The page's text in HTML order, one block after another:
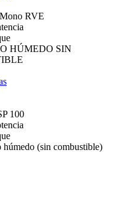
RVE
HÚMEDO SIN
100
húmedo (sin combustible)